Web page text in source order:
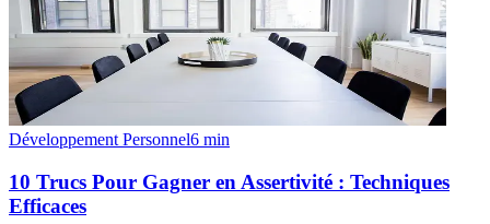
Développement Personnel6 min
10 Trucs Pour Gagner en Assertivité : Techniques
Efficaces